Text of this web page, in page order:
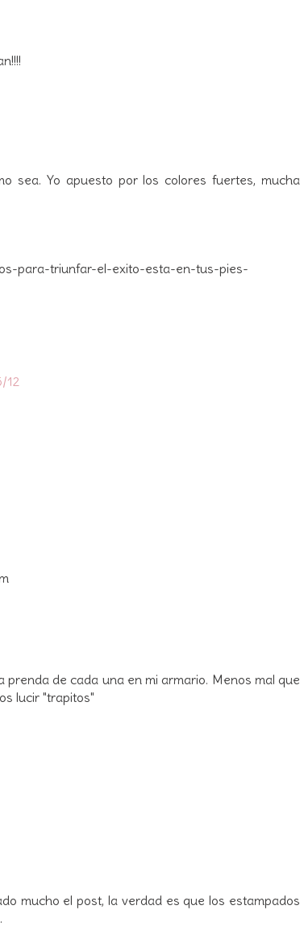
sea. Yo apuesto por los colores fuertes, mucha
para-triunfar-el-exito-esta-en-tus-pies-
12
de cada una en mi armario. Menos mal que
lucir "trapitos"
mucho el post, la verdad es que los estampados